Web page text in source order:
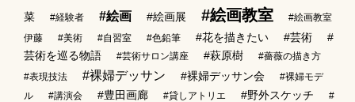
菜
#経験者 #絵画 #絵画展 #絵画教室
#絵画教室
伊藤
#美術 #自習室 #色鉛筆 #花を描きたい #芸術
#
芸術を巡る物語
#芸術サロン講座 #萩原樹
#薔薇の描き方
#表現技法
#裸婦デッサン #裸婦デッサン会
#裸婦モデ
ル
#講演会 #豊田画廊 #貸しアトリエ #野外スケッチ
#